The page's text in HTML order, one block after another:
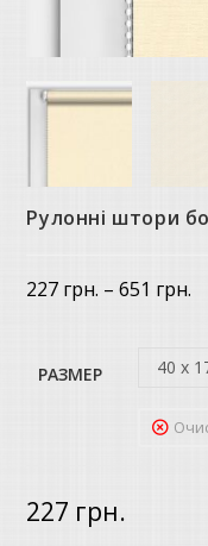
Рулонні штори
227 грн. – 651 грн.
РАЗМЕР
40 х
227 грн.